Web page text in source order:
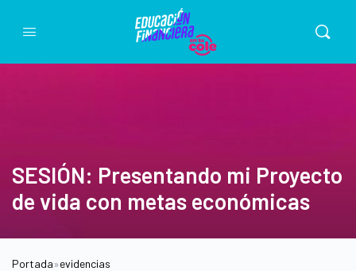
SESIÓN: Presentando mi Proyecto
de vida con metas económicas
Portada»evidencias